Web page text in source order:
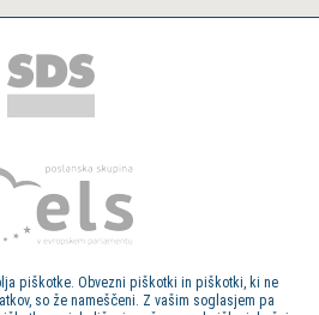
piškotke. Obvezni piškotki in piškotki, ki ne
so že nameščeni. Z vašim soglasjem pa